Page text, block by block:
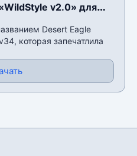
v2.0» для
Desert Eagle
которая запечатлила